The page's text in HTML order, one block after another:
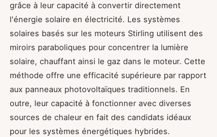
grâce à leur capacité à convertir directement
l'énergie solaire en électricité. Les systèmes
solaires basés sur les moteurs Stirling utilisent des
miroirs paraboliques pour concentrer la lumière
solaire, chauffant ainsi le gaz dans le moteur. Cette
méthode offre une efficacité supérieure par rapport
aux panneaux photovoltaïques traditionnels. En
outre, leur capacité à fonctionner avec diverses
sources de chaleur en fait des candidats idéaux
pour les systèmes énergétiques hybrides.